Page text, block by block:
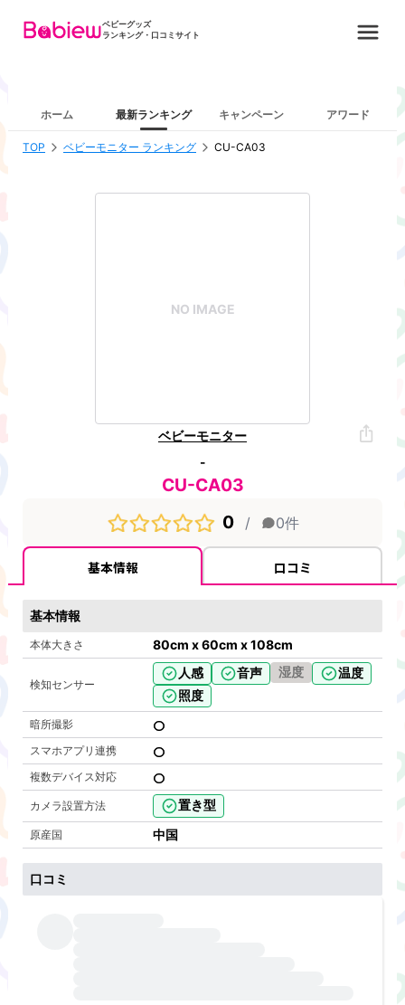
ベビーグッズ
ランキング・口コミサイト
ホーム 最新ランキング キャンペーン アワード
TOP ベビーモニター ランキング CU-CA03
NO IMAGE
ベビーモニター
-
CU-CA03
0
/ 0件
基本情報 口コミ
基本情報
本体大きさ 80cm x 60cm x 108cm
検知センサー
人感 音声 湿度
温度
照度
暗所撮影
スマホアプリ連携
複数デバイス対応
カメラ設置方法 置き型
原産国 中国
口コミ